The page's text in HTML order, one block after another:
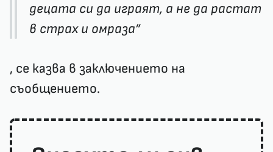
децата си да играят, а не да растат
в страх и омраза”
, се казва в заключението на
съобщението.